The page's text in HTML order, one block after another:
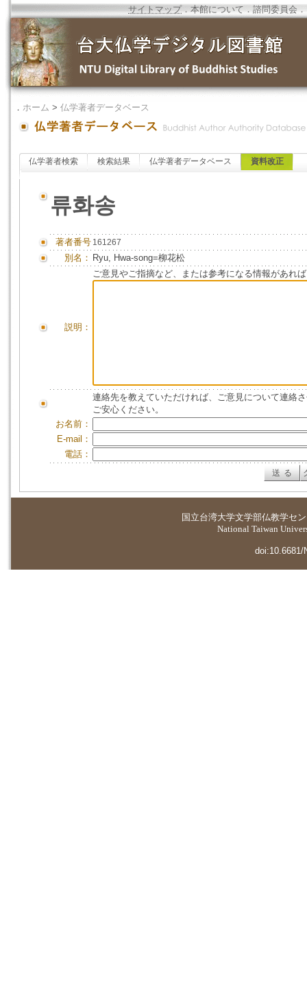
サイトマップ．本館について ．諮問委員会 ．
． ホーム > 仏学著者データベース
仏学著者検索 検索結果 仏学著者データベース 資料改正
류화송
著者番号 161267
別名： Ryu, Hwa-song=柳花松
説明：
ご意見やご指摘など、または参考になる情報があれ
連絡先を教えていただければ、ご意見について連絡
ご安心ください。
お名前：
E-mail：
電話：
国立台湾大学文学部仏教学セ
National Taiwan
doi:10.6681/